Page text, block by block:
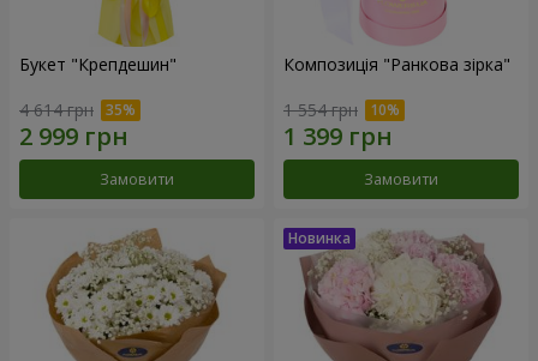
Букет "Крепдешин"
4 614 грн
Замовити
Композиція "Ранкова зірка"
1 554 грн
Замовити